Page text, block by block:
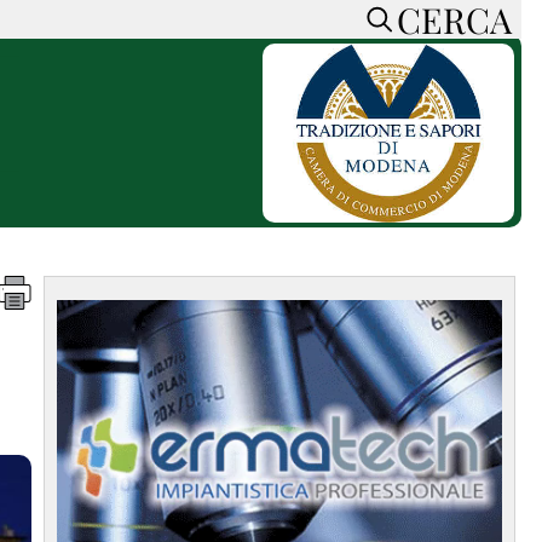
CERCA
ACCEDI o REGISTRATI
CONTATTI
SOSTIENI LA PRESSA
CONOSCI LA PRESSA
COOKIE POLICY
PRIVACY POLICY
FEED RSS
MAPPA DEL SITO
NORMATIVE
DEONTOLOGICHE
CERCA